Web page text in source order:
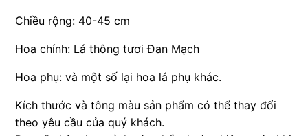
Chiều rộng: 40-45 cm
Hoa chính: Lá thông tươi Đan Mạch
Hoa phụ: và một số lại hoa lá phụ khác.
Kích thước và tông màu sản phẩm có thể thay đổi
theo yêu cầu của quý khách.